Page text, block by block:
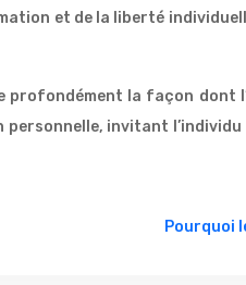
et de la liberté
la façon dont
invitant
Pourquoi